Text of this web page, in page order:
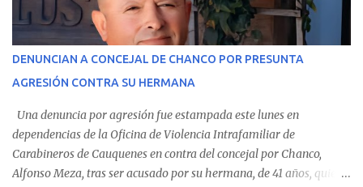
identificó a cuatro funcionarios involucrados en este tipo de
operaciones. Asimismo, se precisa que uno de los casos
corresponde a un funcionario de la Municipalidad de Chanco,
detectaron incumplimientos a la normativa vigente. El informe
precisa que la mayor cantidad de dinero apostado se registró en
Talca, donde...
DENUNCIAN A CONCEJAL DE CHANCO POR PRESUNTA
AGRESIÓN CONTRA SU HERMANA
Una denuncia por agresión fue estampada este lunes en
dependencias de la Oficina de Violencia Intrafamiliar de
Carabineros de Cauquenes en contra del concejal por Chanco,
Alfonso Meza, tras ser acusado por su hermana, de 41 años, quien